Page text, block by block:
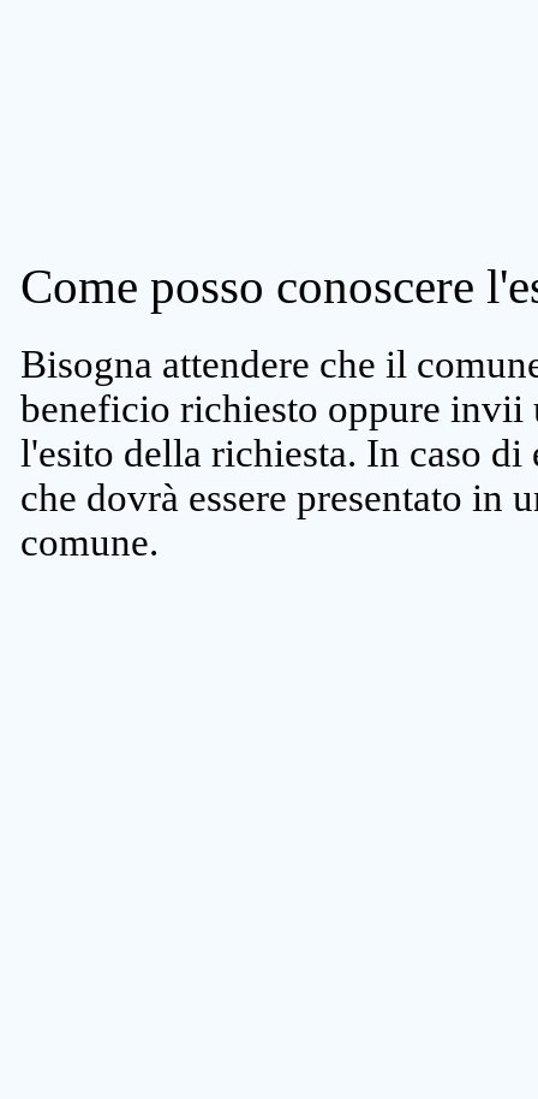
Come posso conoscere
Bisogna attendere che il
beneficio richiesto oppure invii
l'esito della richiesta. In caso
che dovrà essere presentato in
comune.